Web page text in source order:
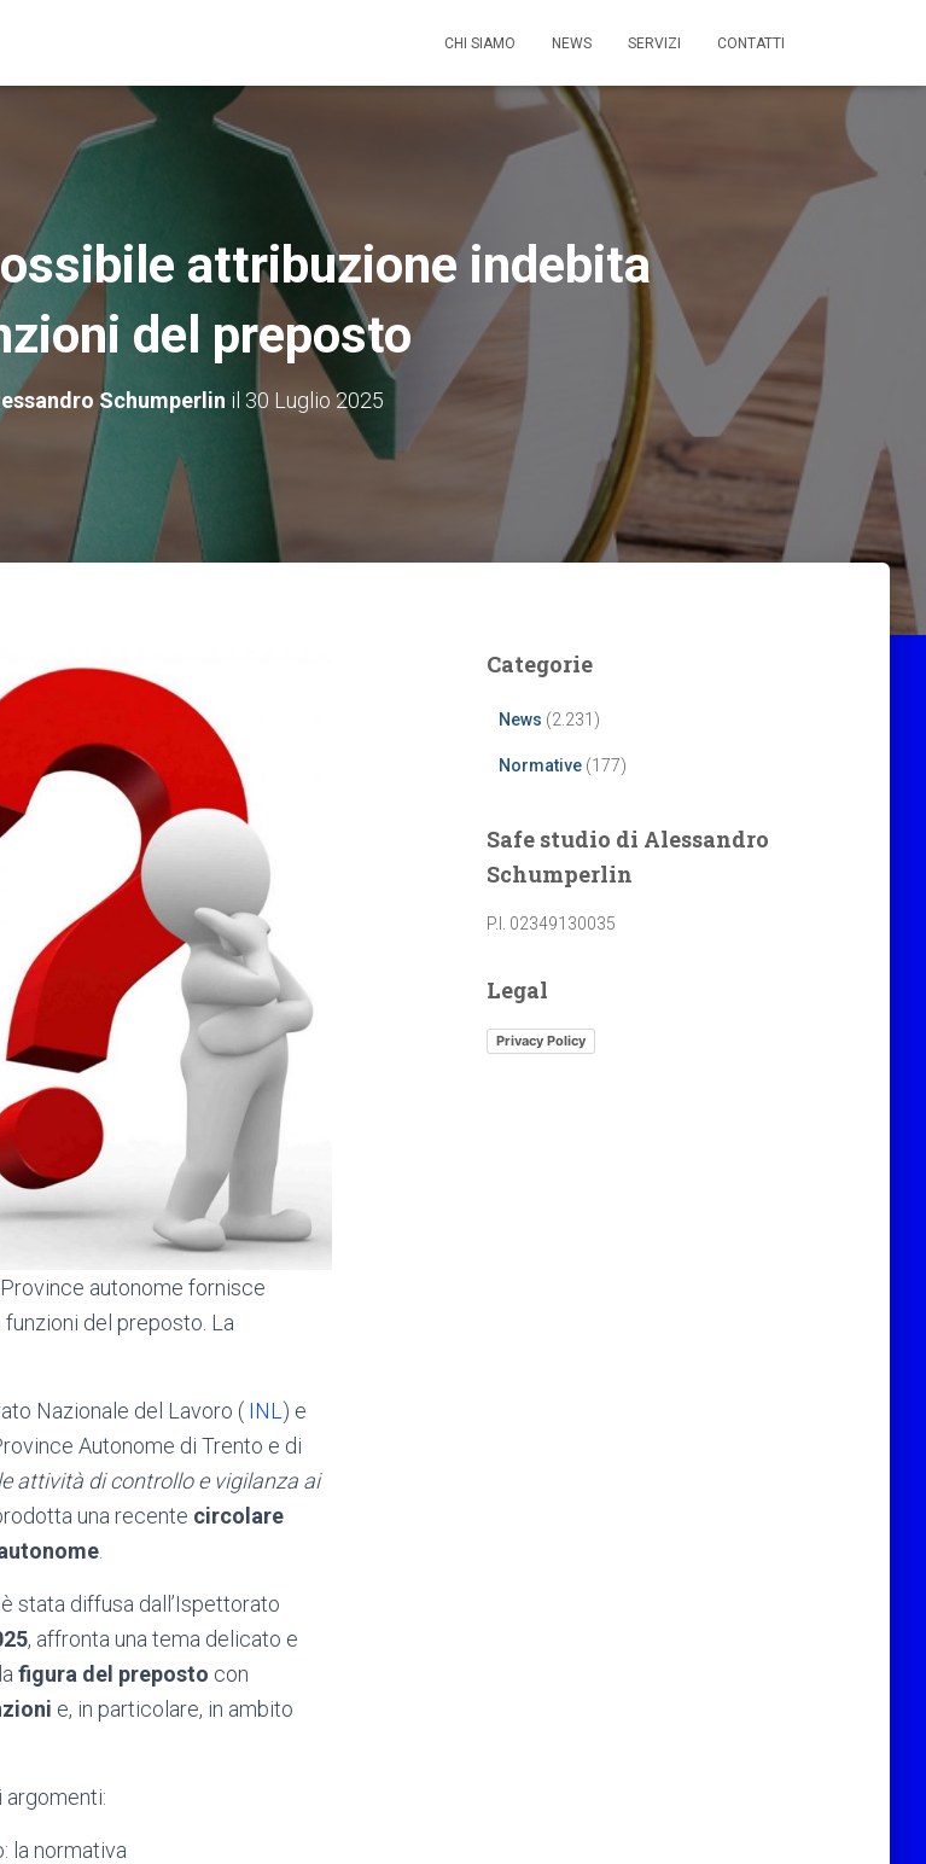
CHI SIAMO NEWS SERVIZI CONTATTI
attribuzione indebita
del preposto
Schumperlin il 30 Luglio 2025
autonome fornisce
del preposto. La
Nazionale del Lavoro ( INL ) e
Autonome di Trento e di
attività di controllo e vigilanza ai
una recente circolare
stata diffusa dall’Ispettorato
, affronta una tema delicato e
figura del preposto con
e, in particolare, in ambito
la normativa
Categorie
News (2.231)
Normative(177)
Safe studio di Alessandro
Schumperlin
P.I. 02349130035
Legal
Privacy Policy